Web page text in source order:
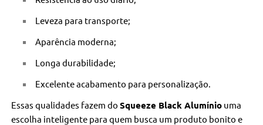
Leveza para transporte;
Aparência moderna;
Longa durabilidade;
Excelente acabamento para personalização.
Essas qualidades fazem doSqueeze Black Alumínio uma
escolha inteligente para quem busca um produto bonito e